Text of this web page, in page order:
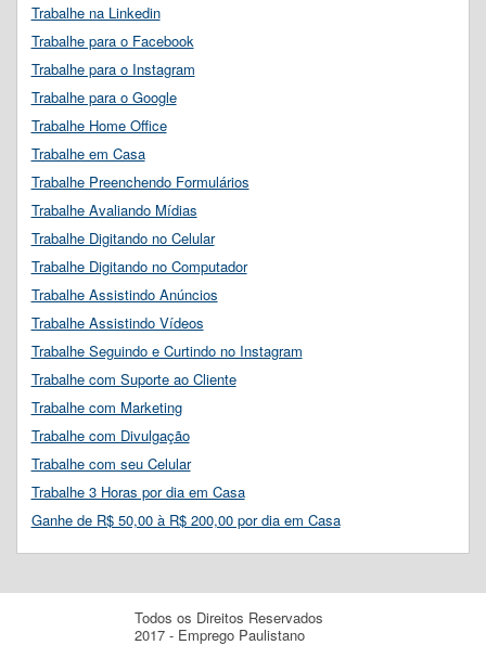
Trabalhe na Linkedin
Trabalhe para o Facebook
Trabalhe para o Instagram
Trabalhe para o Google
Trabalhe Home Office
Trabalhe em Casa
Trabalhe Preenchendo Formulários
Trabalhe Avaliando Mídias
Trabalhe Digitando no Celular
Trabalhe Digitando no Computador
Trabalhe Assistindo Anúncios
Trabalhe Assistindo Vídeos
Trabalhe Seguindo e Curtindo no Instagram
Trabalhe com Suporte ao Cliente
Trabalhe com Marketing
Trabalhe com Divulgação
Trabalhe com seu Celular
Trabalhe 3 Horas por dia em Casa
Ganhe de R$ 50,00 à R$ 200,00 por dia em Casa
Todos os Direitos Reservados
2017 - Emprego Paulistano